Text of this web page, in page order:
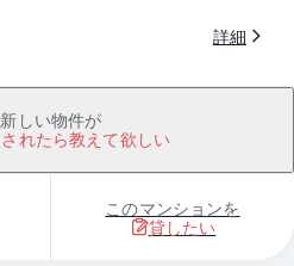
詳細
新しい物件が
れたら教えて欲しい
このマンションを
貸したい